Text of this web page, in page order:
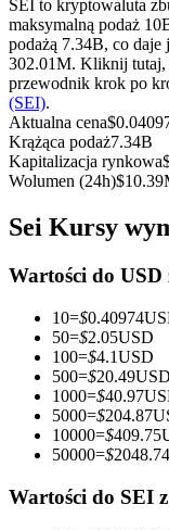
Kopiowanie
Dołącz do
Zostań traderem
Ciesz się
transakcji
SEI to kryptowaluta
maksymalną podaż
podażą 7.34B, co
302.01M. Kliknij tutaj,
przewodnik krok po
(SEI).
Aktualna cena$
Krążąca podaż7.34B
Kapitalizacja rynkowa
Wolumen (24h)$
Sei Kursy
Wartości do USD
10=$0.40974
50=$2.05USD
100=$4.1USD
500=$20.49USD
1000=$40.97
5000=$204.87
10000=$409.75
50000=$2048.74
Wartości do SEI